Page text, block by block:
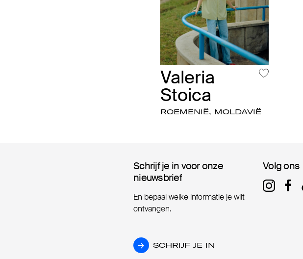
Valeria
Stoica
ROEMENIË, MOLDAVIË
Schrijf je in voor onze
Schrijf je in voor onze
nieuwsbrief
nieuwsbrief
En bepaal welke informatie je wilt
ontvangen.
SCHRIJF JE IN
SCHRIJF JE IN
Volg ons
Volg ons